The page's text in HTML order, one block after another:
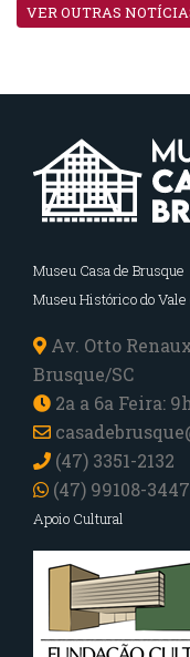
VER OUTRAS
Museu Casa de Brusque
Museu Histórico do
Av. Otto
Brusque/SC
2a a 6a Feira:
(47) 3351-2132
(47) 99108-3447
Apoio Cultural